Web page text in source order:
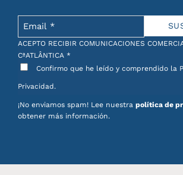
.
ACEPTO RECIBIR COMUNICACIONES
CªATLÂNTICA *
Confirmo que he leído y comprendido la
Privacidad.
¡No enviamos spam! Lee nuestra política de
obtener más información.